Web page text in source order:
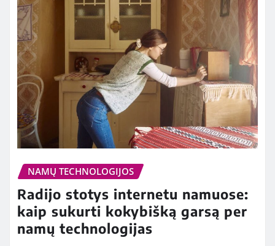
NAMŲ TECHNOLOGIJOS
Radijo stotys internetu namuose:
kaip sukurti kokybišką garsą per
namų technologijas